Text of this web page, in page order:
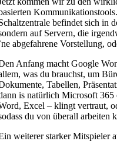
befindet sich in
auf Servern, die
abgefahrene Vorstellung,
Anfang macht Google
was du brauchst, um
Tabellen,
is natürlich Microsoft
Excel – klingt vertraut,
du von überall arbeiten
weiterer starker Mitspieler